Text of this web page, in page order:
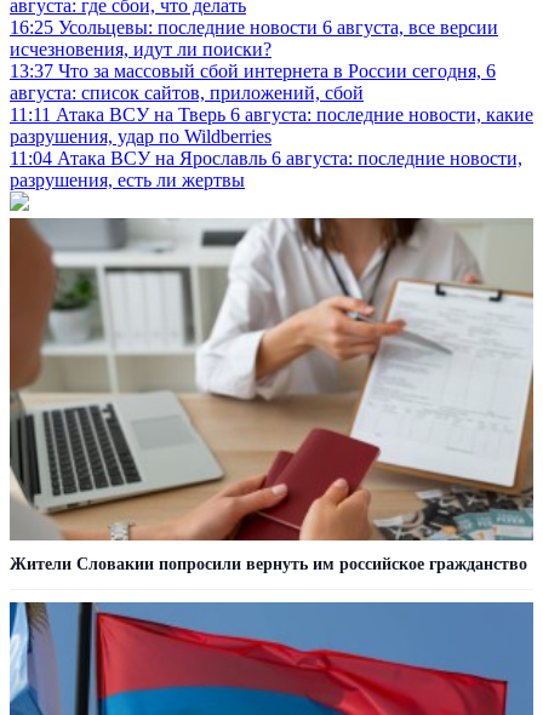
августа: где сбои, что делать
16:25 Усольцевы: последние новости 6 августа, все версии
исчезновения, идут ли поиски?
13:37 Что за массовый сбой интернета в России сегодня, 6
августа: список сайтов, приложений, сбой
11:11 Атака ВСУ на Тверь 6 августа: последние новости, какие
разрушения, удар по Wildberries
11:04 Атака ВСУ на Ярославль 6 августа: последние новости,
разрушения, есть ли жертвы
Жители Словакии попросили вернуть им российское гражданство